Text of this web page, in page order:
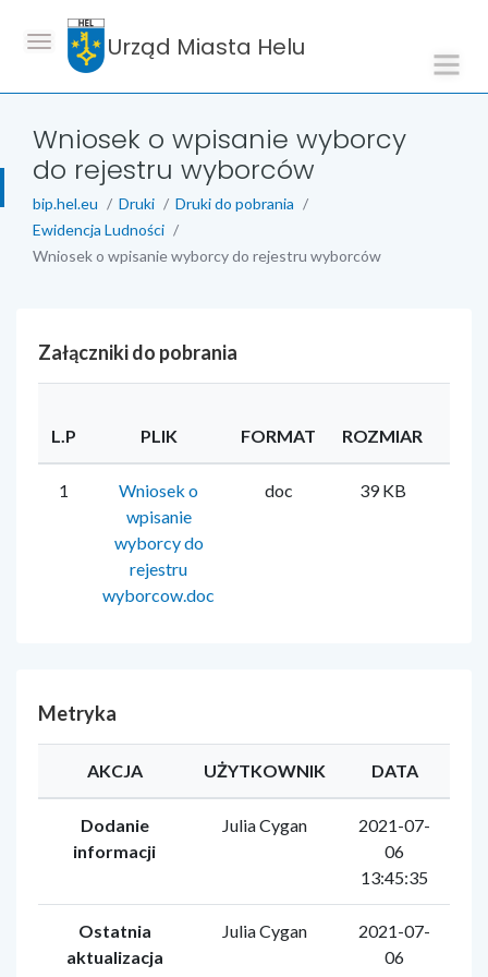
Urząd Miasta Helu
Wniosek o wpisanie wyborcy
do rejestru wyborców
bip.hel.eu Druki
Druki do pobrania
Ewidencja Ludności
Wniosek o wpisanie wyborcy do rejestru wyborców
Załączniki do pobrania
L.P PLIK FORMAT ROZMIAR
1
Wniosek o
wpisanie
wyborcy do
rejestru
wyborcow.doc
doc 39 KB
Metryka
AKCJA UŻYTKOWNIK DATA
Dodanie
informacji
Julia Cygan
2021-07-
06
13:45:35
Ostatnia
aktualizacja
Julia Cygan
2021-07-
06